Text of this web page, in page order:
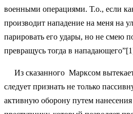
военными операциями. Т.о., если
производит нападение на меня на
парировать его удары, но не смею
превращусь тогда в
Из сказанного Марксом
следует признать не только
активную оборону путем нанесения